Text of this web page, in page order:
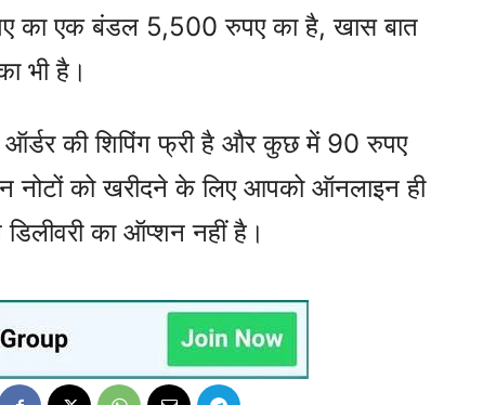
का एक बंडल 5,500 रुपए का है, खास बात
भी है।
की शिपिंग फ्री है और कुछ में 90 रुपए
नोटों को खरीदने के लिए आपको ऑनलाइन ही
का ऑप्शन नहीं है।